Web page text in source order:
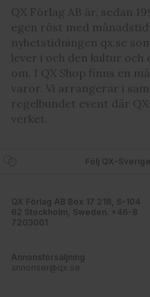
Dessa kan i sin tur
information som du har
samlat in när du har använt
våra cookies vid fortsatt
QX Förlag AB är, sedan
egen röst med
nyhetstidningen qx.se
lever i och den kultur och
om. I QX Shop finns en
varor. Vi arrangerar i
regelbundet event där
verket.
Följ QX-
QX Förlag AB Box 17 218, S-104
62 Stockholm, Sweden. +46-8
7203001
Annonsförsäljning
annonser@qx.se